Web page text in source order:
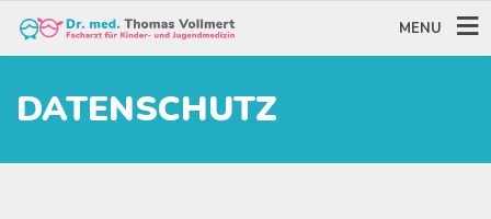
MENU
DATENSCHUTZ